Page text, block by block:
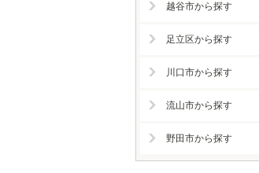
越谷市から探す
足立区から探す
川口市から探す
流山市から探す
野田市から探す